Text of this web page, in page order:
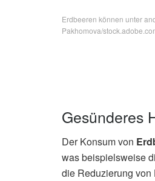
Erdbeeren können unter
Pakhomоva/
Gesünderes
Der Konsum von
was beispielsweise
die Reduzierung von